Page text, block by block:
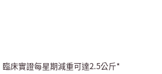
床實證每星期減重可達2.5公斤*